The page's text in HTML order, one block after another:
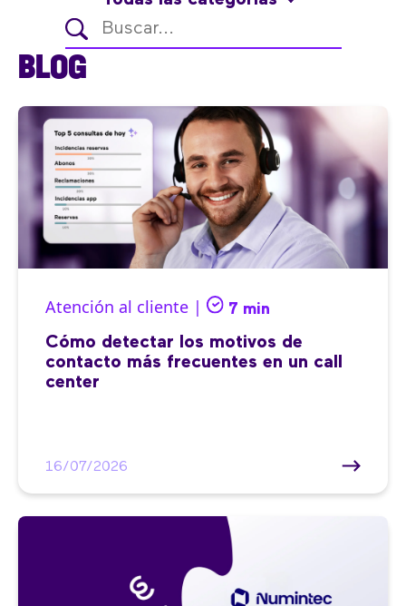
BLOG
Atención al cliente | 7 min
Cómo detectar los motivos de
contacto más frecuentes en un call
center
16/07/2026